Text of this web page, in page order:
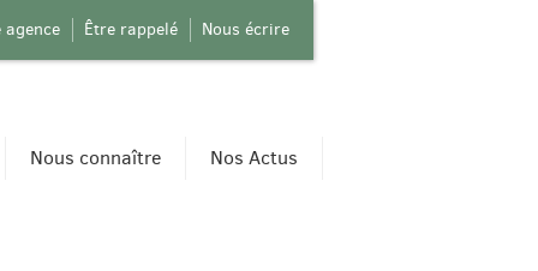
agence Être rappelé Nous écrire
Nous connaître Nos Actus